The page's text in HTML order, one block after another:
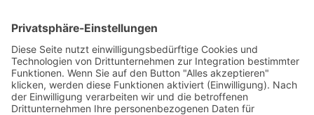
Unternehmen
Über uns
News
Termine & Messen
Karriere
Historie